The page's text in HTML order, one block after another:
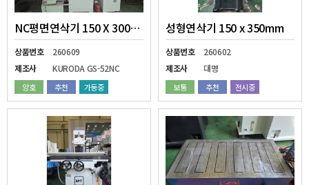
NC평면연삭기 150 X 300MM
상품번호
260609
제조사
KURODA GS-52NC
양호 추천 가동중
성형연삭기 150 x 350mm
상품번호
260602
제조사
대명
보통 추천 전시중